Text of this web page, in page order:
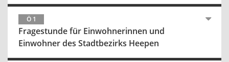
Ö 1
Fragestunde für Einwohnerinnen und
Einwohner des Stadtbezirks Heepen